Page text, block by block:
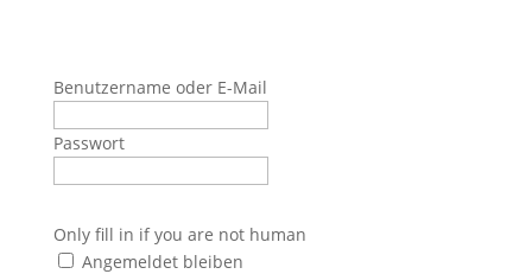
Benutzername oder E-Mail
Passwort
Only fill in if you are not human
Angemeldet bleiben